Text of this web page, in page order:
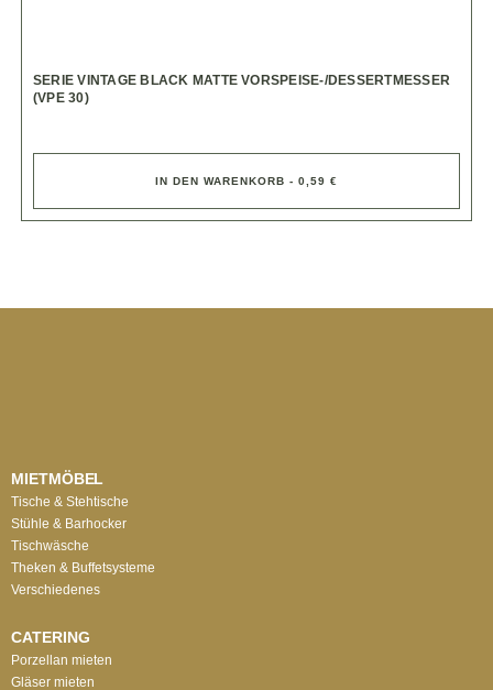
SERIE VINTAGE BLACK MATTE VORSPEISE-/DESSERTMESSER
(VPE 30)
IN DEN WARENKORB - 0,59 €
MIETMÖBEL
Tische & Stehtische
Stühle & Barhocker
Tischwäsche
Theken & Buffetsysteme
Verschiedenes
CATERING
Porzellan mieten
Gläser mieten